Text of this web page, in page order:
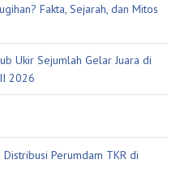
Fakta, Sejarah, dan Mitos
Ukir Sejumlah Gelar Juara di
2026
Perumdam TKR di